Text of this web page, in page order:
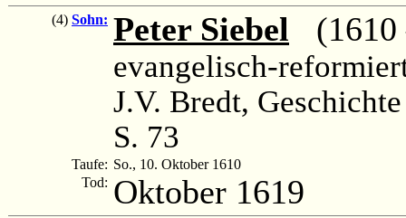
(4) Sohn: Peter Siebel (1610
evangelisch-
J.V. Bredt,
S. 73
Taufe: So., 10. Oktober 1610
Tod: Oktober 1619